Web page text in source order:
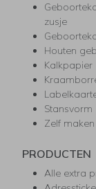
zusje
Houten
Kalkpapier
Stansvorm
Zelf maken
PRODUCTEN
Alle extra